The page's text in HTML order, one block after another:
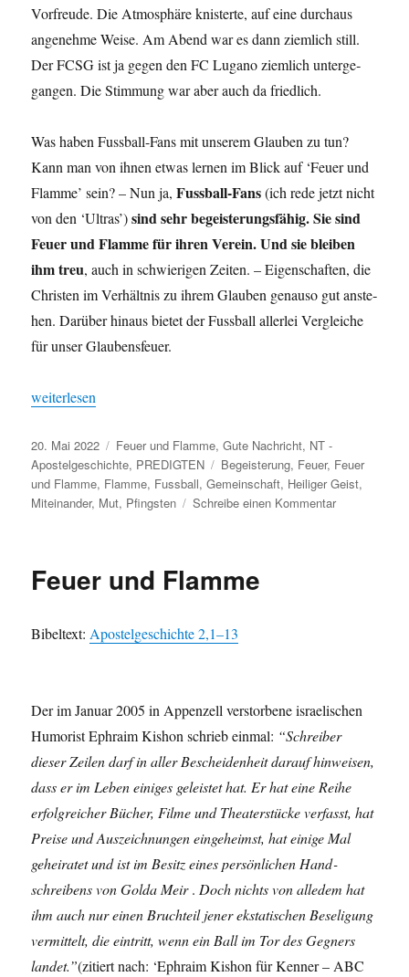
Vor­freude. Die Atmo­sphäre knis­terte, auf eine dur­chaus
angenehme Weise. Am Abend war es dann ziem­lich still.
Der FCSG ist ja gegen den FC Lugano ziem­lich unterge­
gan­gen. Die Stim­mung war aber auch da friedlich.
Was haben Fuss­ball-Fans mit unserem Glauben zu tun?
Kann man von ihnen etwas ler­nen im Blick auf ‘Feuer und
Flamme’ sein? – Nun ja,Fuss­ball-Fans(ich rede jet­zt nicht
von den ‘Ultras’)sind sehr begeis­terungs­fähig. Sie sind
Feuer und Flamme für ihren Vere­in. Und sie bleiben
ihm treu, auch in schwieri­gen Zeit­en. – Eigen­schaften, die
Chris­ten im Ver­hält­nis zu ihrem Glauben genau­so gut anste­
hen. Darüber hin­aus bietet der Fuss­ball aller­lei Ver­gle­iche
für unser Glaubensfeuer.
„be-geist-ert“
weit­er­lesen
Veröffentlicht
am
20. Mai 2022 Kategorien
Feuer und Flamme,Gute Nachricht, NT -
Apostelgeschichte, PREDIGTEN Schlagwörter
Begeisterung, Feuer, Feuer
und Flamme, Flamme, Fussball,Gemeinschaft, Heiliger Geist,
Miteinander, Mut, Pfingsten Schreibe einen Kommentarzu
Feuer und Flamme
Bibel­text: Apos­telgeschichte 2,1–13
Der im Jan­u­ar 2005 in Appen­zell ver­stor­bene israelis­chen
Humorist Ephraim Kishon schrieb ein­mal: “Schreiber
dieser Zeilen darf in aller Beschei­den­heit darauf hin­weisen,
dass er im Leben einiges geleis­tet hat. Er hat eine Rei­he
erfol­gre­ich­er Büch­er, Filme und The­ater­stücke ver­fasst, hat
Preise und Ausze­ich­nun­gen einge­heimst, hat einige Mal
geheiratet und ist im Besitz eines per­sön­lichen Hand­
schreibens von Gol­da Meir. Doch nichts von alle­dem hat
ihm auch nur einen Bruchteil jen­er eksta­tis­chen Beseli­gung
ver­mit­telt, die ein­tritt, wenn ein Ball im Tor des Geg­n­ers
lan­det.”(zitiert nach: ‘Ephraim Kishon für Ken­ner – ABC